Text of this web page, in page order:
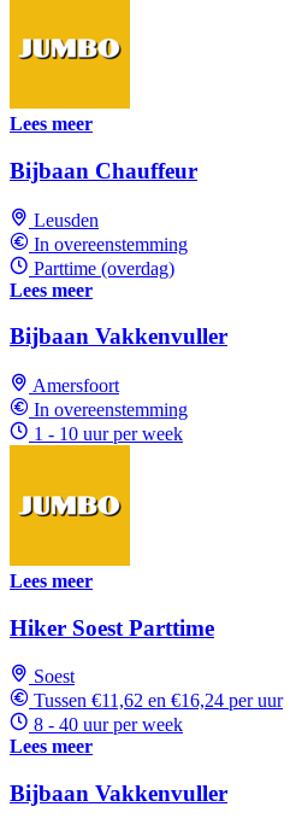
Lees meer
Bijbaan Chauffeur
Leusden
In overeenstemming
Parttime (overdag)
Lees meer
Bijbaan Vakkenvuller
Amersfoort
In overeenstemming
1 - 10 uur per week
Lees meer
Hiker Soest Parttime
Soest
Tussen €11,62 en €16,24 per uur
8 - 40 uur per week
Lees meer
Bijbaan Vakkenvuller